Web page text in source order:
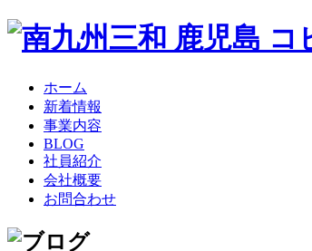
ホーム
新着情報
事業内容
BLOG
社員紹介
会社概要
お問合わせ